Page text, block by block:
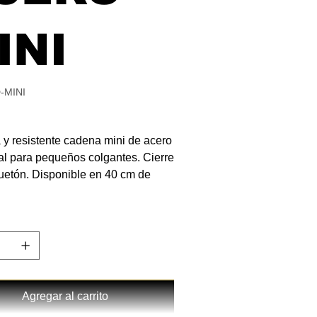
MINI
y resistente cadena mini de acero
para pequeños colgantes. Cierre
Disponible en 40 cm de
Agregar al carrito